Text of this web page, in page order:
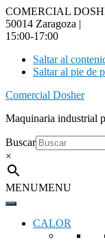
COMERCIAL
50014 Zaragoza |
15:00-17:00
Saltar al
Saltar al pie de
Comercial Dosher
Maquinaria industrial
Buscar
×
MENUMENU
CALOR